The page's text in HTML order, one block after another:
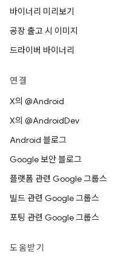
바이너리 미리보기
공장 출고 시 이미지
드라이버 바이너리
연결
X의 @Android
X의 @AndroidDev
Android 블로그
Google 보안 블로그
플랫폼 관련 Google 그룹스
빌드 관련 Google 그룹스
포팅 관련 Google 그룹스
도움받기